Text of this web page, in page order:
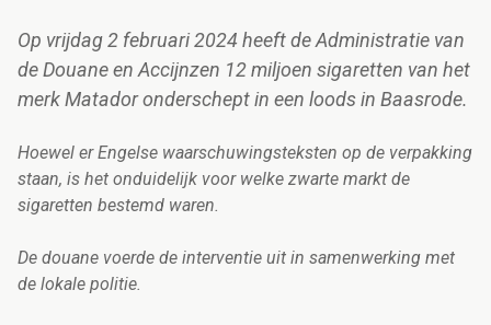
Op vrijdag 2 februari 2024 heeft de Administratie van
de Douane en Accijnzen 12 miljoen sigaretten van het
merk Matador onderschept in een loods in Baasrode.
Hoewel er Engelse waarschuwingsteksten op de verpakking
staan, is het onduidelijk voor welke zwarte markt de
sigaretten bestemd waren.
De douane voerde de interventie uit in samenwerking met
de lokale politie.